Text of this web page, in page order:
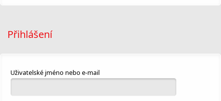
Přihlášení
Uživatelské jméno nebo e-mail